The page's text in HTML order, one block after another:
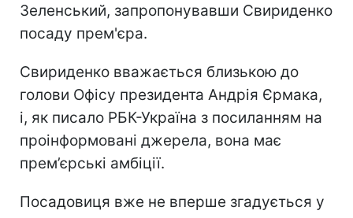
Зеленський, запропонувавши Свириденко
посаду прем'єра.
Свириденко вважається близькою до
голови Офісу президента Андрія Єрмака,
і, як писало РБК-Україна з посиланням на
проінформовані джерела, вона має
прем’єрські амбіції.
Посадовиця вже не вперше згадується у